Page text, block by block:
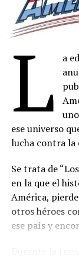
Otros de los
sonPalito
Molina
Leyrado
Inés
Julieta Ortega,
Kevin
Tortonese
También
Wexler,
Antonópulos,
Mirta Busnelli
L a
ese universo
lucha contra la
Se trata de
en la que el
América,
otros héroes
ese país y